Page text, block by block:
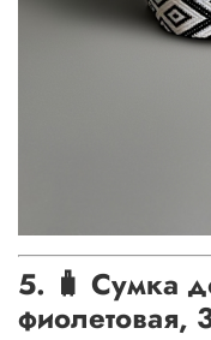
5. 🧳 Сумка
фиолетовая,